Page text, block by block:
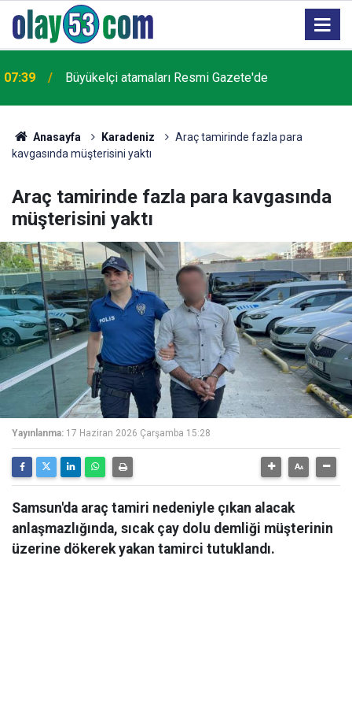
07:39 Büyükelçi atamaları Resmi Gazete'de
Anasayfa Karadeniz
Araç tamirinde fazla para
kavgasında müşterisini yaktı
Araç tamirinde fazla para kavgasında
müşterisini yaktı
Yayınlanma: 17 Haziran 2026 Çarşamba 15:28
Samsun'da araç tamiri nedeniyle çıkan alacak
anlaşmazlığında, sıcak çay dolu demliği müşterinin
üzerine dökerek yakan tamirci tutuklandı.